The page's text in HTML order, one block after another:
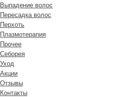
Выпадение волос
Пересадка волос
Перхоть
Плазмотерапия
Прочее
Себорея
Уход
Акции
Отзывы
Контакты